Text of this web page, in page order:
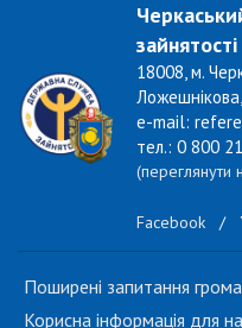
зайнятості
18008, м.
e-mail:
тел.: 0 800
(переглянути
Facebook /
Поширені запитання
Корисна інформація для